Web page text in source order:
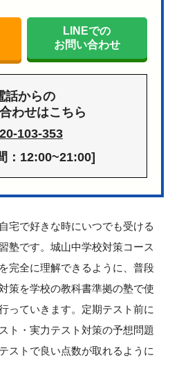
LINEでの
お問い合わせ
話からの
わせはこちら
103-353
：12:00~21:00]
宅で好きな時にいつでも受ける
塾です。城山中学校対策コース
完全に理解できるように、普段
策を学校の教科書準拠の塾で使
っていきます。定期テスト前に
ト・実力テスト対策の予想問題
ストで良い点数が取れるように